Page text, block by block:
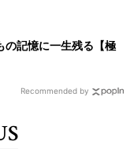
の記憶に一生残る【極
Recommended by